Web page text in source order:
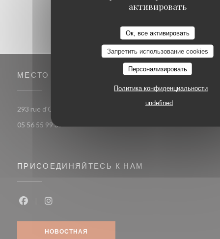
активировать
Ок, все активировать
Запретить использование cookies
Персонализировать
Политика конфиденциальности
undefined
МЕСТО
293 rue d'Ornano 33000 bordeaux
((открывается в новом окне))
05 56 55 99 37
ПРИСОЕДИНЯЙТЕСЬ К НАМ
НОВОСТНАЯ